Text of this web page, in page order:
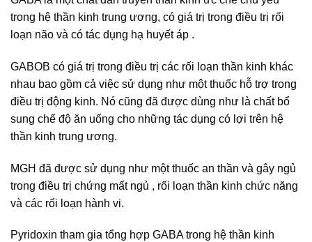
trong hệ thần kinh trung ương, có giá trị trong điều trị rối
loạn não và có tác dụng hạ huyết áp .
GABOB có giá trị trong điều trị các rối loạn thần kinh khác
nhau bao gồm cả việc sử dụng như một thuốc hỗ trợ trong
điều trị động kinh. Nó cũng đã được dùng như là chất bổ
sung chế độ ăn uống cho những tác dụng có lợi trên hệ
thần kinh trung ương.
MGH đã được sử dụng như một thuốc an thần và gây ngủ
trong điều trị chứng mất ngủ , rối loạn thần kinh chức năng
và các rối loạn hành vi.
Pyridoxin tham gia tổng hợp GABA trong hệ thần kinh